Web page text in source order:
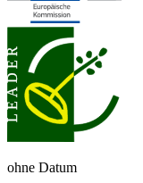
ohne Datum